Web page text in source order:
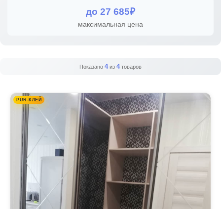
до 27 685₽
максимальная цена
Показано 4 из 4 товаров
PUR-КЛЕЙ